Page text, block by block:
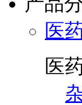
医
医